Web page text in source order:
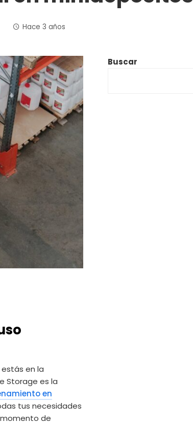
Hace 3 años
en la
Storage es la
en
tus necesidades
momento de
Buscar